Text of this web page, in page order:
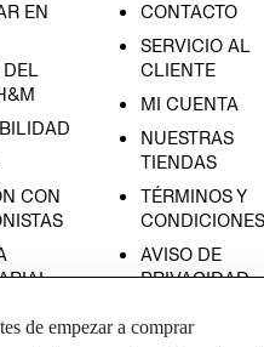
EN
CON
CONTACTO
SERVICIO AL
CLIENTE
MI CUENTA
NUESTRAS
TIENDAS
TÉRMINOS Y
CONDICIONES
AVISO DE
PRIVACIDAD
de empezar a comprar